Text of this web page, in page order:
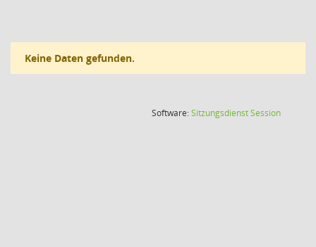
Keine Daten gefunden.
Software:SitzungsdienstSession(Wird in